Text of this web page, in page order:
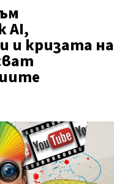
AI,
и кризата на